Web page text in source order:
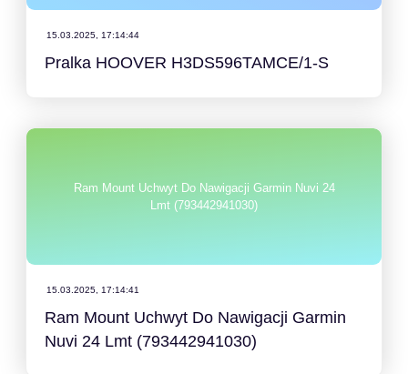
15.03.2025, 17:14:44
Pralka HOOVER H3DS596TAMCE/1-S
Ram Mount Uchwyt Do Nawigacji Garmin Nuvi 24
Lmt (793442941030)
15.03.2025, 17:14:41
Ram Mount Uchwyt Do Nawigacji Garmin
Nuvi 24 Lmt (793442941030)